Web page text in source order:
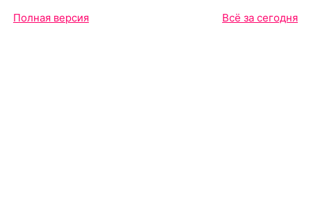
Полная версия Всё за сегодня